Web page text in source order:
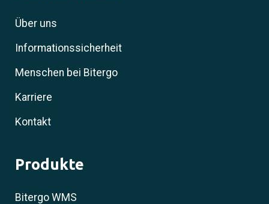
Über uns
Informationssicherheit
Menschen bei Bitergo
Karriere
Kontakt
Produkte
Bitergo WMS